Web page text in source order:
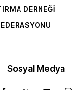
DERNEĞI
Sosyal Medya